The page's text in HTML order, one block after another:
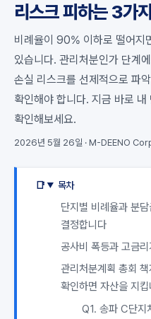
리스크 피하는 3가
비례율이 90% 이하로 떨어지
있습니다. 관리처분인가 단계
손실 리스크를 선제적으로 파
확인해야 합니다. 지금 바로
확인해보세요.
2026년 5월 26일 · M-DEENO
목차
단지별 비례율과 분
결정합니다
공사비 폭등과 고금
관리처분계획 총회
확인하면 자산을 지
Q1. 송파 C단지